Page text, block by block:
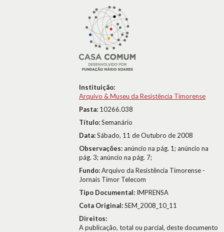
Instituição:
Arquivo & Museu da Resistência Timorense
Pasta: 10266.038
Título:Semanário
Data:Sábado, 11 de Outubro de 2008
Observações:anúncio na pág. 1; anúncio na
pág. 3; anúncio na pág. 7;
Fundo:Arquivo da Resistência Timorense -
Jornais Timor Telecom
Tipo Documental: IMPRENSA
Cota Original:SEM_2008_10_11
Direitos:
A publicação, total ou parcial, deste documento